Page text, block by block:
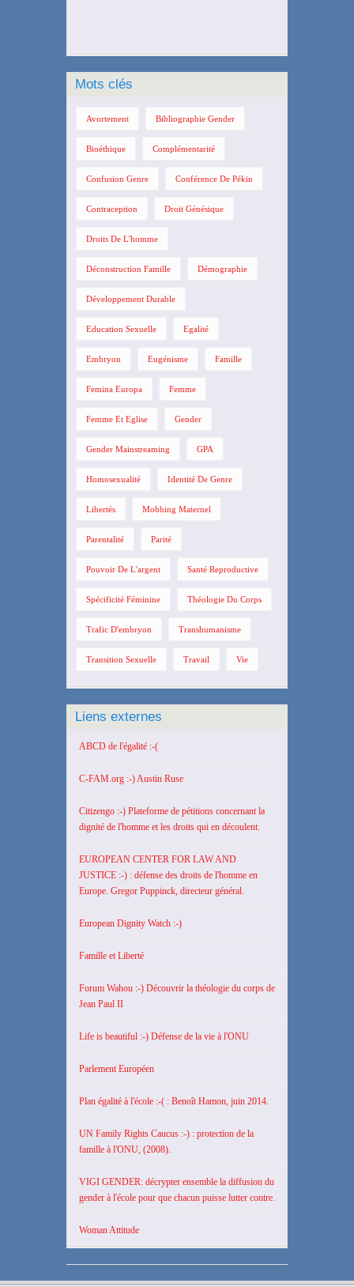
Mots clés
Avortement Bibliographie Gender
Bioéthique Complémentarité
Confusion Genre Conférence De Pékin
Contraception Droit Génésique
Droits De L'homme
Déconstruction Famille Démographie
Développement Durable
Education Sexuelle Egalité
Embryon Eugénisme Famille
Femina Europa Femme
Femme Et Eglise Gender
Gender Mainstreaming GPA
Homosexualité Identité De Genre
Libertés Mobbing Maternel
Parentalité Parité
Pouvoir De L'argent Santé Reproductive
Spécificité Féminine Théologie Du Corps
Trafic D'embryon Transhumanisme
Transition Sexuelle Travail Vie
Liens externes
ABCD de l'égalité :-(
C-FAM.org :-) Austin Ruse
Citizengo :-) Plateforme de pétitions concernant la
dignité de l'homme et les droits qui en découlent.
EUROPEAN CENTER FOR LAW AND
JUSTICE :-) : défense des droits de l'homme en
Europe. Gregor Puppinck, directeur général.
European Dignity Watch :-)
Famille et Liberté
Forum Wahou :-) Découvrir la théologie du corps de
Jean Paul II
Life is beautiful :-) Défense de la vie à l'ONU
Parlement Européen
Plan égalité à l'école :-( : Benoît Hamon, juin 2014.
UN Family Rights Caucus :-) : protection de la
famille à l'ONU, (2008).
VIGI GENDER: décrypter ensemble la diffusion du
gender à l'école pour que chacun puisse lutter contre.
Woman Attitude